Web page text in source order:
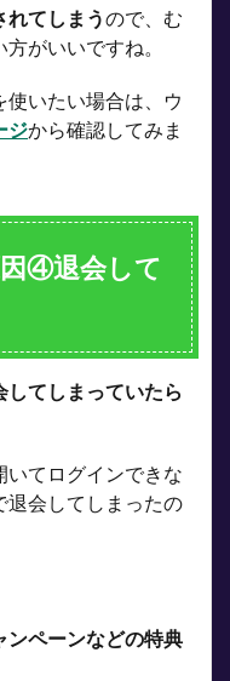
れてしまうので、む
がいいですね。
使いたい場合は、ウ
ジから確認してみま
④退会して
してしまっていたら
いてログインできな
退会してしまったの
ンペーンなどの特典